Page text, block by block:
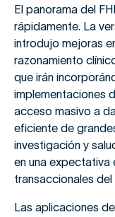
El panorama del
rápidamente. La
introdujo mejoras
razonamiento
que irán
implementaciones
acceso masivo a
eficiente de
investigación y
en una expectativa
transaccionales del
Las aplicaciones